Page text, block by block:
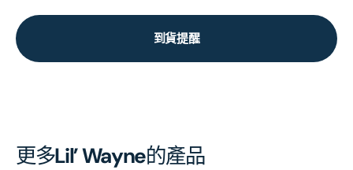
到貨提醒
更多Lil’ Wayne的產品